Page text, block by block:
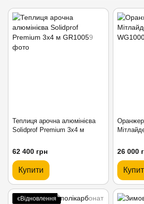
Теплиця арочна алюмінієва
Solidprof Premium 3x4 м
62 400 грн
Купити
26 000
єВідновлення